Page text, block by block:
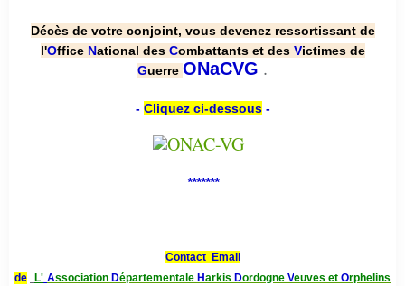
Décès de votre conjoint, vous devenez ressortissant de
l'Office National des Combattants et des Victimes de
Guerre ONaCVG .
- Cliquez ci-dessous-
*******
Contact Email
de
L' Association Départementale Harkis Dordogne Veuves et Orphelins